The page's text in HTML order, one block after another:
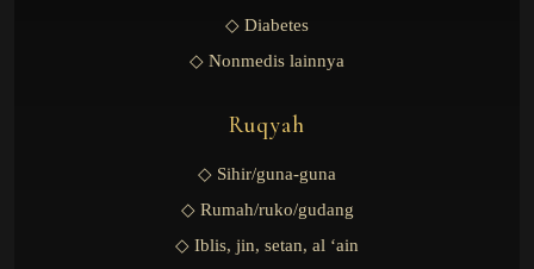
◇ Diabetes
◇ Nonmedis lainnya
Ruqyah
◇ Sihir/guna-guna
◇ Rumah/ruko/gudang
◇ Iblis, jin, setan, al ‘ain